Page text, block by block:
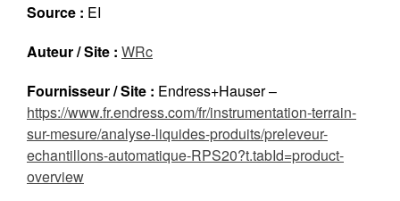
Source : EI
Auteur / Site : WRc
Fournisseur / Site : Endress+Hauser –
https://www.fr.endress.com/fr/instrumentation-terrain-
sur-mesure/analyse-liquides-produits/preleveur-
echantillons-automatique-RPS20?t.tabId=product-
overview